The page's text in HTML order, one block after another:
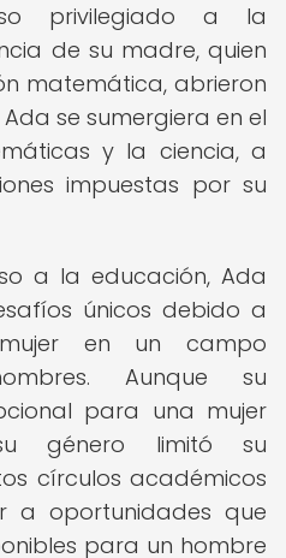
privilegiado a la
de su madre, quien
matemática, abrieron
se sumergiera en el
y la ciencia, a
impuestas por su
a la educación, Ada
únicos debido a
en un campo
Aunque su
para una mujer
género limitó su
círculos académicos
a oportunidades que
para un hombre